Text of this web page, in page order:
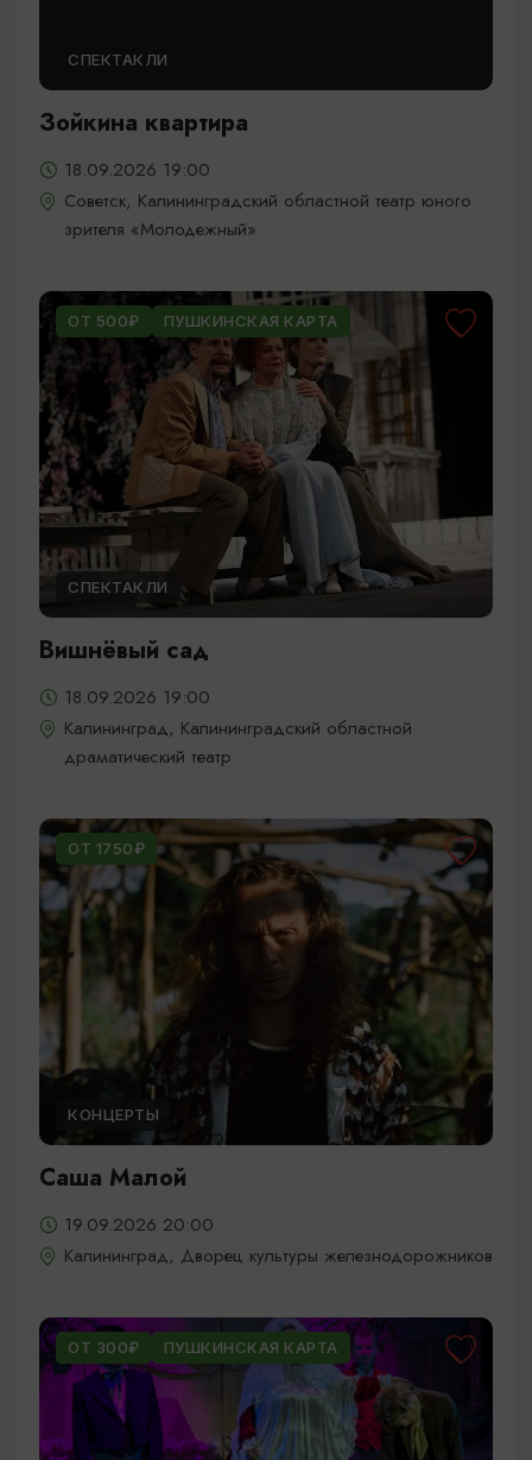
СПЕКТАКЛИ
Зойкина квартира
18.09.2026 19:00
Советск, Калининградский областной театр юного
зрителя «Молодежный»
ОТ 500₽ ПУШКИНСКАЯ КАРТА
СПЕКТАКЛИ
Вишнёвый сад
18.09.2026 19:00
Калининград, Калининградский областной
драматический театр
ОТ 1750₽
КОНЦЕРТЫ
Саша Малой
19.09.2026 20:00
Калининград, Дворец культуры железнодорожников
ОТ 300₽ ПУШКИНСКАЯ КАРТА